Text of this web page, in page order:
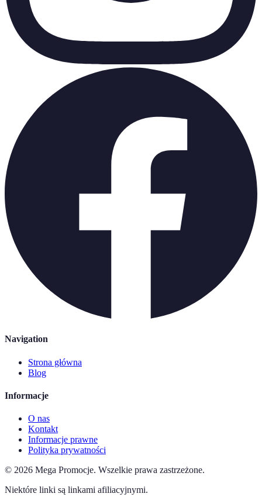
Navigation
Strona główna
Blog
Informacje
O nas
Kontakt
Informacje prawne
Polityka prywatności
© 2026 Mega Promocje. Wszelkie prawa zastrzeżone.
Niektóre linki są linkami afiliacyjnymi.